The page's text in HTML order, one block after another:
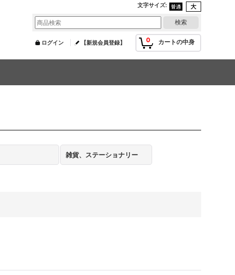
文字サイズ:
0 カートの中身
ログイン 【新規会員登録】
雑貨、ステーショナリー